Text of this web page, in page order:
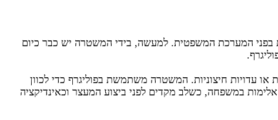
בפני המערכת המשפטית. למעשה, בידי המשטרה יש כבר כיום
עדויות חיצוניות. המשטרה משתמשת בפוליגרף כדי לכוון
במשפחה, כשלב מקדים לפני ביצוע המעצר וכאינדיקציה